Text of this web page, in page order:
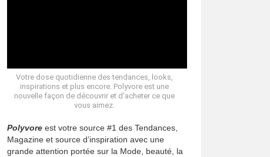
Votre dose quotidienne des tendances, looks,
inspirations et plus encore. Polyvore est une
nouvelle façon de découvrir et d’acheter ce que
vous aimez.
Polyvore est votre source #1 des Tendances,
Magazine et source d’inspiration avec une
grande attention portée sur la Mode, beauté, la